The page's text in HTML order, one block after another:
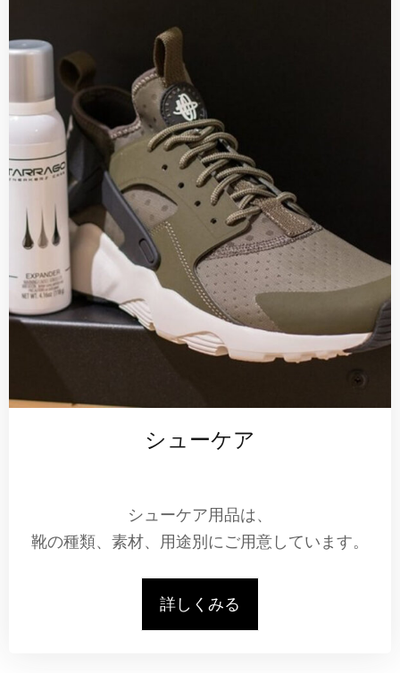
シューケア
シューケア用品は、
靴の種類、素材、用途別にご用意しています。
詳しくみる